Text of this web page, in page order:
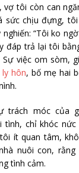
tôi còn can
sức chịu đựng,
“Tôi ko
đáp trả lại tôi
việc om sòm,
ly hôn, bố mẹ hai
trách móc của
tình, chỉ khóc
ít quan tâm,
nuôi con,
tình cảm.